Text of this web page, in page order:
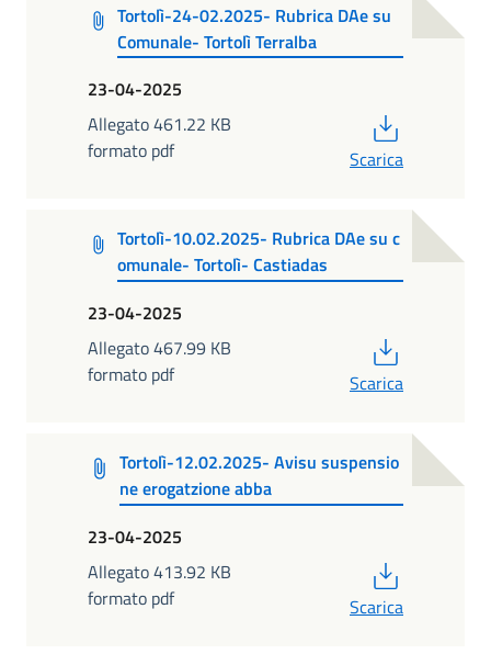
Tortolì-24-02.2025- Rubrica DAe su
Comunale- Tortolì Terralba
23-04-2025
Allegato 461.22 KB
formato pdf
Scarica
Tortolì-10.02.2025- Rubrica DAe su c
omunale- Tortolì- Castiadas
23-04-2025
Allegato 467.99 KB
formato pdf
Scarica
Tortolì-12.02.2025- Avisu suspensio
ne erogatzione abba
23-04-2025
Allegato 413.92 KB
formato pdf
Scarica